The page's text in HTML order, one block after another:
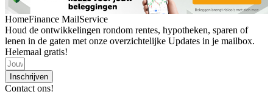
HomeFinance MailService
Houd de ontwikkelingen rondom rentes, hypotheken, sparen of
lenen in de gaten met onze overzichtelijke Updates in je mailbox.
Helemaal gratis!
Inschrijven
Contact ons!